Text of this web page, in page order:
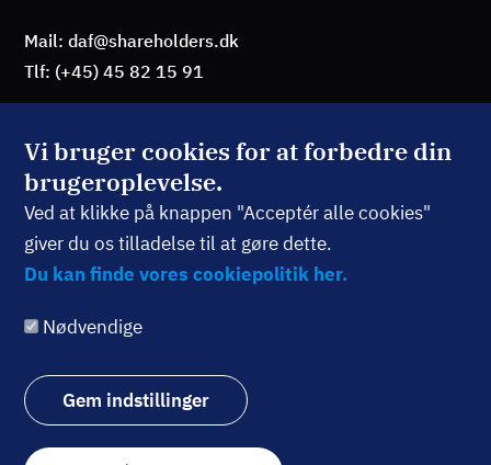
Vi bruger cookies for at forbedre din
brugeroplevelse.
Ved at klikke på knappen "Acceptér alle cookies"
giver du os tilladelse til at gøre dette.
Du kan finde vores cookiepolitik her.
Nødvendige
Gem indstillinger
Mail: daf@shareholders.dk
Tlf: (+45) 45 82 15 91
BLIV MEDLEM
TILMELD NYHEDSBREV